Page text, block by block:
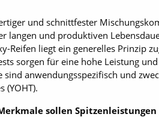
und schnittfester
langen und produktiven
Reifen liegt ein generelles Prinzip
sorgen für eine hohe Leistung
sind anwendungsspezifisch und
(YOHT).
sollen